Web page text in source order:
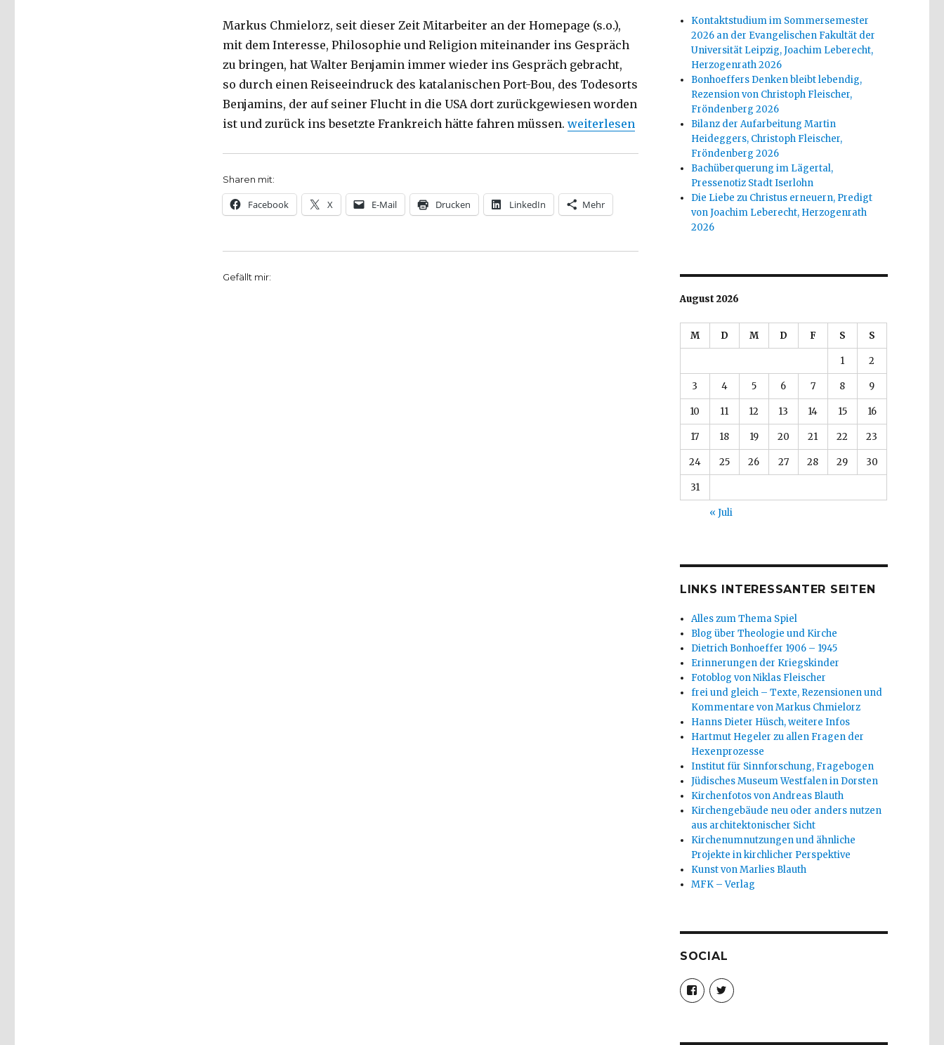
Markus Chmielorz, seit dieser Zeit Mitarbeiter an der Homepage (s.o.),
mit dem Interesse, Philosophie und Religion miteinander ins Gespräch
zu bringen, hat Walter Benjamin immer wieder ins Gespräch gebracht,
so durch einen Reiseeindruck des katalanischen Port-Bou, des Todesorts
Benjamins, der auf seiner Flucht in die USA dort zurückgewiesen worden
ist und zurück ins besetzte Frankreich hätte fahren müssen. „Notizen zu Walter Benjamin, Christoph Fleischer, Welver 2019“
weiterlesen
Sharen mit:
Facebook X E-Mail Drucken LinkedIn Mehr
Gefällt mir:
Kontaktstudium im Sommersemester
2026 an der Evangelischen Fakultät der
Universität Leipzig, Joachim Leberecht,
Herzogenrath 2026
Bonhoeffers Denken bleibt lebendig,
Rezension von Christoph Fleischer,
Fröndenberg 2026
Bilanz der Aufarbeitung Martin
Heideggers, Christoph Fleischer,
Fröndenberg 2026
Bachüberquerung im Lägertal,
Pressenotiz Stadt Iserlohn
Die Liebe zu Christus erneuern, Predigt
von Joachim Leberecht, Herzogenrath
2026
August 2026
M D M D F S S
1 2
3 4 5 6 7 8 9
10 11 12 13 14 15 16
17 18 19 20 21 22 23
24 25 26 27 28 29 30
31
« Juli
LINKS INTERESSANTER SEITEN
Alles zum Thema Spiel
Blog über Theologie und Kirche
Dietrich Bonhoeffer 1906 – 1945
Erinnerungen der Kriegskinder
Fotoblog von Niklas Fleischer
frei und gleich – Texte, Rezensionen und
Kommentare von Markus Chmielorz
Hanns Dieter Hüsch, weitere Infos
Hartmut Hegeler zu allen Fragen der
Hexenprozesse
Institut für Sinnforschung, Fragebogen
Jüdisches Museum Westfalen in Dorsten
Kirchenfotos von Andreas Blauth
Kirchengebäude neu oder anders nutzen
aus architektonischer Sicht
Kirchenumnutzungen und ähnliche
Projekte in kirchlicher Perspektive
Kunst von Marlies Blauth
MFK – Verlag
SOCIAL
Profil
von
christoph.fleischer1
anzeigen
Profil
von
anzeigen